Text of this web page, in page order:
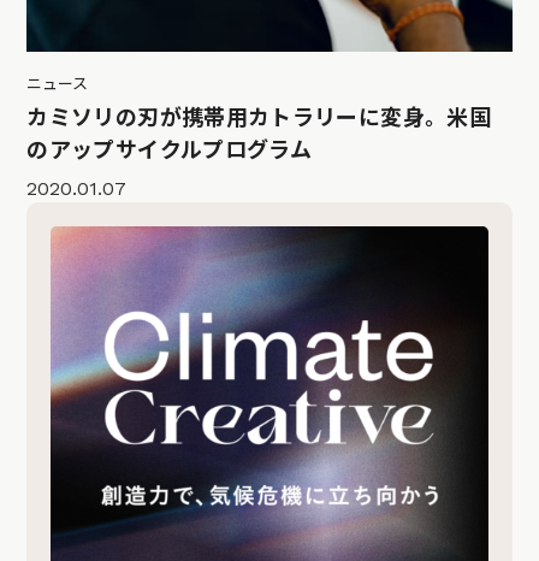
ニュース
カミソリの刃が携帯用カトラリーに変身。米国
のアップサイクルプログラム
2020.01.07